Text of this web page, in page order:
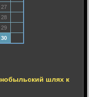
27
28
29
30
шлях к